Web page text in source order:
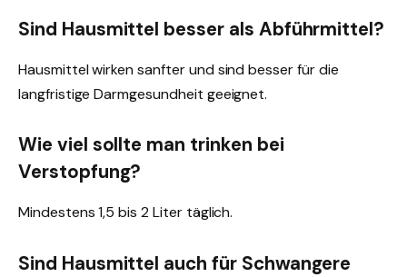
Sind Hausmittel besser als Abführmittel?
Hausmittel wirken sanfter und sind besser für die
langfristige Darmgesundheit geeignet.
Wie viel sollte man trinken bei
Verstopfung?
Mindestens 1,5 bis 2 Liter täglich.
Sind Hausmittel auch für Schwangere